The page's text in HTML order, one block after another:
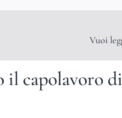
Vuoi
il capolavoro